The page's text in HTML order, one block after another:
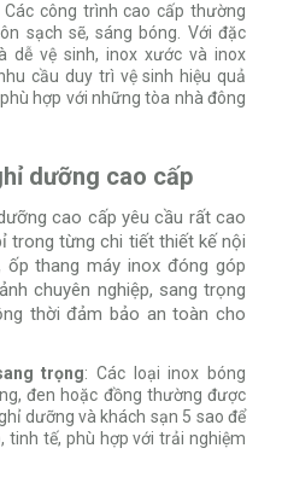
Các công trình cao cấp thường
sạch sẽ, sáng bóng. Với đặc
dễ vệ sinh, inox xước và inox
cầu duy trì vệ sinh hiệu quả
hợp với những tòa nhà đông
dưỡng cao cấp
cao cấp yêu cầu rất cao
trong từng chi tiết thiết kế nội
thang máy inox đóng góp
chuyên nghiệp, sang trọng
thời đảm bảo an toàn cho
trọng: Các loại inox bóng
đen hoặc đồng thường được
dưỡng và khách sạn 5 sao để
tinh tế, phù hợp với trải nghiệm